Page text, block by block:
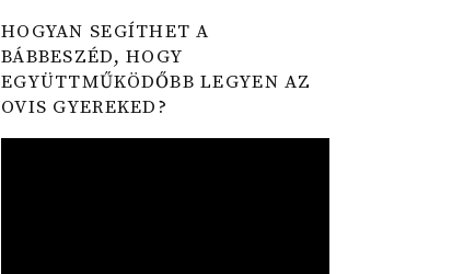
HOGYAN SEGÍTHET A
BÁBBESZÉD, HOGY
EGYÜTTMŰKÖDŐBB LEGYEN AZ
OVIS GYEREKED?